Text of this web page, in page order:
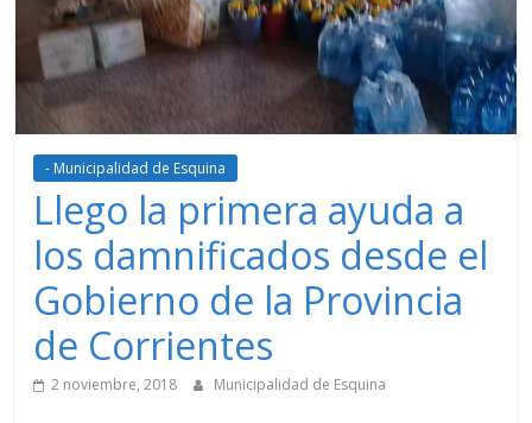
- Municipalidad de Esquina
Llego la primera ayuda a
los damnificados desde el
Gobierno de la Provincia
de Corrientes
2 noviembre, 2018 Municipalidad de Esquina